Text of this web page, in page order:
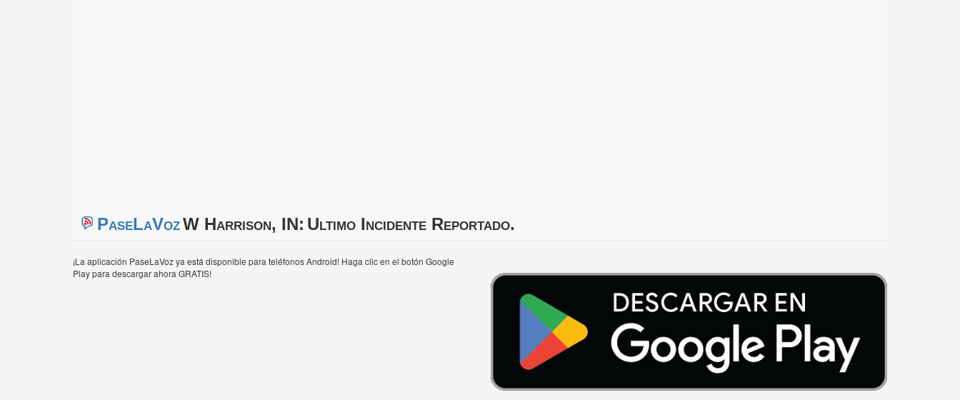
PaseLaVozW Harrison, IN: Ultimo Incidente Reportado.
¡La aplicación PaseLaVoz ya está disponible para teléfonos Android! Haga clic en el botón Google
Play para descargar ahora GRATIS!